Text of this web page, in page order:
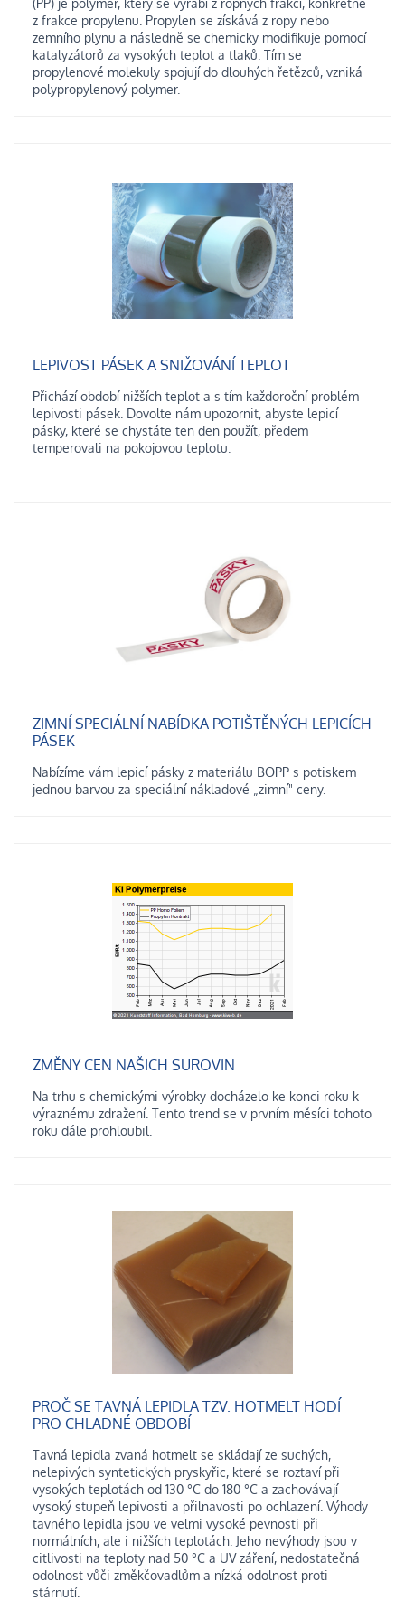
(PP) je polymer, který se vyrábí z ropných frakcí, konkrétně
z frakce propylenu. Propylen se získává z ropy nebo
zemního plynu a následně se chemicky modifikuje pomocí
katalyzátorů za vysokých teplot a tlaků. Tím se
propylenové molekuly spojují do dlouhých řetězců, vzniká
polypropylenový polymer.
LEPIVOST PÁSEK A SNIŽOVÁNÍ TEPLOT
Přichází období nižších teplot a s tím každoroční problém
lepivosti pásek. Dovolte nám upozornit, abyste lepicí
pásky, které se chystáte ten den použít, předem
temperovali na pokojovou teplotu.
ZIMNÍ SPECIÁLNÍ NABÍDKA POTIŠTĚNÝCH LEPICÍCH
PÁSEK
Nabízíme vám lepicí pásky z materiálu BOPP s potiskem
jednou barvou za speciální nákladové „zimní" ceny.
ZMĚNY CEN NAŠICH SUROVIN
Na trhu s chemickými výrobky docházelo ke konci roku k
výraznému zdražení. Tento trend se v prvním měsíci tohoto
roku dále prohloubil.
PROČ SE TAVNÁ LEPIDLA TZV. HOTMELT HODÍ
PRO CHLADNÉ OBDOBÍ
Tavná lepidla zvaná hotmelt se skládají ze suchých,
nelepivých syntetických pryskyřic, které se roztaví při
vysokých teplotách od 130 °C do 180 °C a zachovávají
vysoký stupeň lepivosti a přilnavosti po ochlazení. Výhody
tavného lepidla jsou ve velmi vysoké pevnosti při
normálních, ale i nižších teplotách. Jeho nevýhody jsou v
citlivosti na teploty nad 50 °C a UV záření, nedostatečná
odolnost vůči změkčovadlům a nízká odolnost proti
stárnutí.